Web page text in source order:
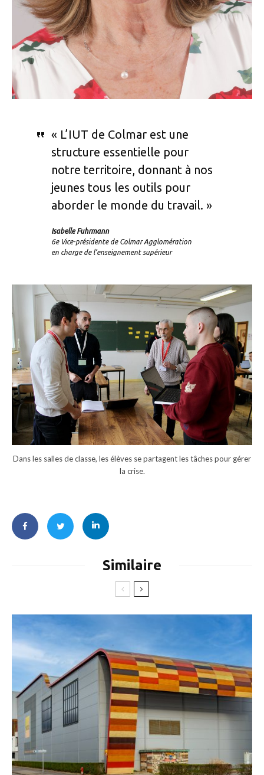
« L’IUT de Colmar est une
structure essentielle pour
notre territoire, donnant à nos
jeunes tous les outils pour
aborder le monde du travail. »
Isabelle Fuhrmann
6e Vice-présidente de Colmar Agglomération
en charge de l’enseignement supérieur
Dans les salles de classe, les élèves se partagent les tâches pour gérer
la crise.
Similaire